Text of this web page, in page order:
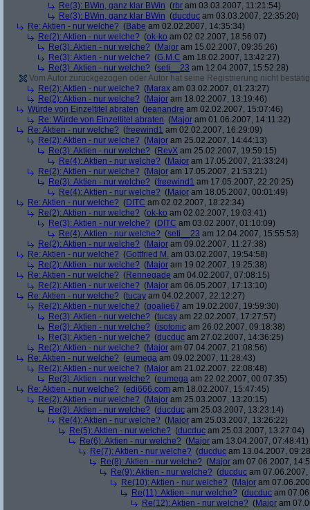
Re(3): BWin, ganz klar BWin (rbr am 03.03.2007, 11:21:54)
Re(3): BWin, ganz klar BWin (ducduc am 03.03.2007, 22:35:20)
Re: Aktien - nur welche? (Babe am 02.02.2007, 14:35:34)
Re(2): Aktien - nur welche? (ok-ko am 02.02.2007, 18:56:07)
Re(3): Aktien - nur welche? (Major am 15.02.2007, 09:35:26)
Re(3): Aktien - nur welche? (G.M.C am 18.02.2007, 13:42:27)
Re(3): Aktien - nur welche? (seti__23 am 12.04.2007, 15:52:28)
Vom Autor zurückgezogen oder Autor hat seine Registrierung nicht
Re(2): Aktien - nur welche? (Marax am 03.02.2007, 01:23:27)
Re(2): Aktien - nur welche? (Major am 18.02.2007, 13:19:46)
Würde von Einzeltitel abraten (jeanandre am 02.02.2007, 15:07:46)
Re: Würde von Einzeltitel abraten (Major am 01.06.2007, 14:11:32)
Re: Aktien - nur welche? (freewind1 am 02.02.2007, 16:29:09)
Re(2): Aktien - nur welche? (Major am 25.02.2007, 14:44:13)
Re(3): Aktien - nur welche? (RevX am 25.02.2007, 19:59:15)
Re(4): Aktien - nur welche? (Major am 17.05.2007, 21:33:24)
Re(2): Aktien - nur welche? (Major am 17.05.2007, 21:53:21)
Re(3): Aktien - nur welche? (freewind1 am 17.05.2007, 22:20:25)
Re(4): Aktien - nur welche? (Major am 18.05.2007, 00:01:49)
Re: Aktien - nur welche? (DITC am 02.02.2007, 18:22:34)
Re(2): Aktien - nur welche? (ok-ko am 02.02.2007, 19:03:41)
Re(3): Aktien - nur welche? (DITC am 03.02.2007, 01:10:09)
Re(4): Aktien - nur welche? (seti__23 am 12.04.2007, 15:55:53)
Re(2): Aktien - nur welche? (Major am 09.02.2007, 11:27:38)
Re: Aktien - nur welche? (Gottfried M. am 03.02.2007, 19:54:58)
Re(2): Aktien - nur welche? (Major am 19.02.2007, 19:25:38)
Re: Aktien - nur welche? (Rennegade am 04.02.2007, 07:08:15)
Re(2): Aktien - nur welche? (Major am 06.05.2007, 17:13:10)
Re: Aktien - nur welche? (tucay am 04.02.2007, 22:12:27)
Re(2): Aktien - nur welche? (goalie67 am 19.02.2007, 19:59:30)
Re(3): Aktien - nur welche? (tucay am 22.02.2007, 17:27:57)
Re(3): Aktien - nur welche? (isotonic am 26.02.2007, 09:18:38)
Re(3): Aktien - nur welche? (ducduc am 27.02.2007, 14:36:25)
Re(2): Aktien - nur welche? (Major am 07.04.2007, 21:08:56)
Re: Aktien - nur welche? (eumega am 09.02.2007, 11:28:43)
Re(2): Aktien - nur welche? (Major am 21.02.2007, 22:08:48)
Re(3): Aktien - nur welche? (eumega am 22.02.2007, 00:07:35)
Re: Aktien - nur welche? (edi666.com am 18.02.2007, 15:47:45)
Re(2): Aktien - nur welche? (Major am 25.03.2007, 13:20:15)
Re(3): Aktien - nur welche? (ducduc am 25.03.2007, 13:23:14)
Re(4): Aktien - nur welche? (Major am 25.03.2007, 13:26:22)
Re(5): Aktien - nur welche? (ducduc am 25.03.2007, 13:27:04)
Re(6): Aktien - nur welche? (Major am 13.04.2007, 07:48:41)
Re(7): Aktien - nur welche? (ducduc am 13.04.2007,
Re(8): Aktien - nur welche? (Major am 07.06.2007,
Re(9): Aktien - nur welche? (ducduc am
Re(10): Aktien - nur welche? (Major am
Re(11): Aktien - nur welche? (ducduc am
Re(12): Aktien - nur welche? (Major am